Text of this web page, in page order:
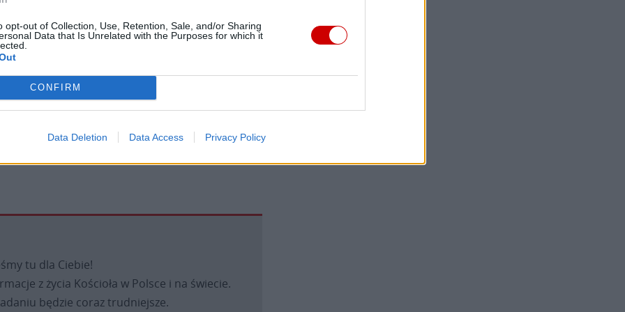
opt-out of Collection, Use, Retention, Sale, and/or Sharing
Data that Is Unrelated with the Purposes for which it
CONFIRM
Data Deletion Data Access Privacy Policy
polskich żołnierzy i przenikliwości
naszej Ojczyzny z Marszałkiem Józefem
dzięki opiece Opatrzności nad naszą świeżo
zakończony salwą honorową, na
złożono wieńce. Capstrzyk jest
Wojska Polskiego.
tu dla Ciebie!
z życia Kościoła w Polsce i na świecie.
będzie coraz trudniejsze.